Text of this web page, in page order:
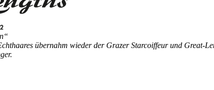
übernahm wieder der Grazer Starcoiffeur und Great-